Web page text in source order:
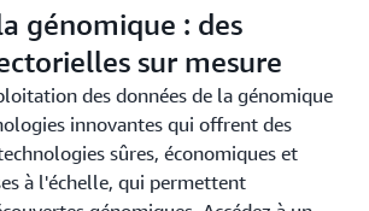
génomique : des
sur mesure
des données de la génomique
innovantes qui offrent des
sûres, économiques et
à l'échelle, qui permettent